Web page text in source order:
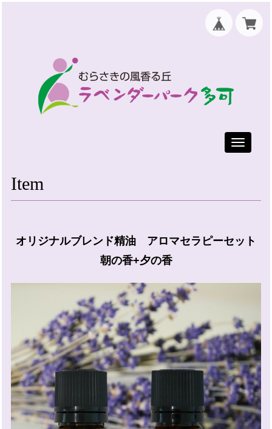
Toggle
Item
オリジナルブレンド精油 アロマセラピーセット
朝の香+夕の香